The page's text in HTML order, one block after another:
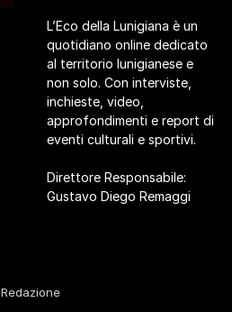
L’Eco della Lunigiana è un
quotidiano online dedicato
al territorio lunigianese e
non solo. Con interviste,
inchieste, video,
approfondimenti e report di
eventi culturali e sportivi.
Direttore Responsabile:
Gustavo Diego Remaggi
Redazione